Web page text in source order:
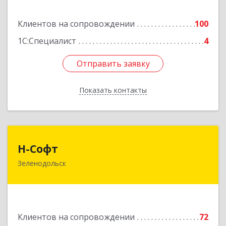
Клиентов на сопровождении
100
1С:Специалист
4
Отправить заявку
Показать контакты
Подробнее
Отправить заявку
Назад
Н-Софт
Зеленодольск
Клиентов на сопровождении 72
422521, Татарстан Респ (Татарстан),
Подробнее